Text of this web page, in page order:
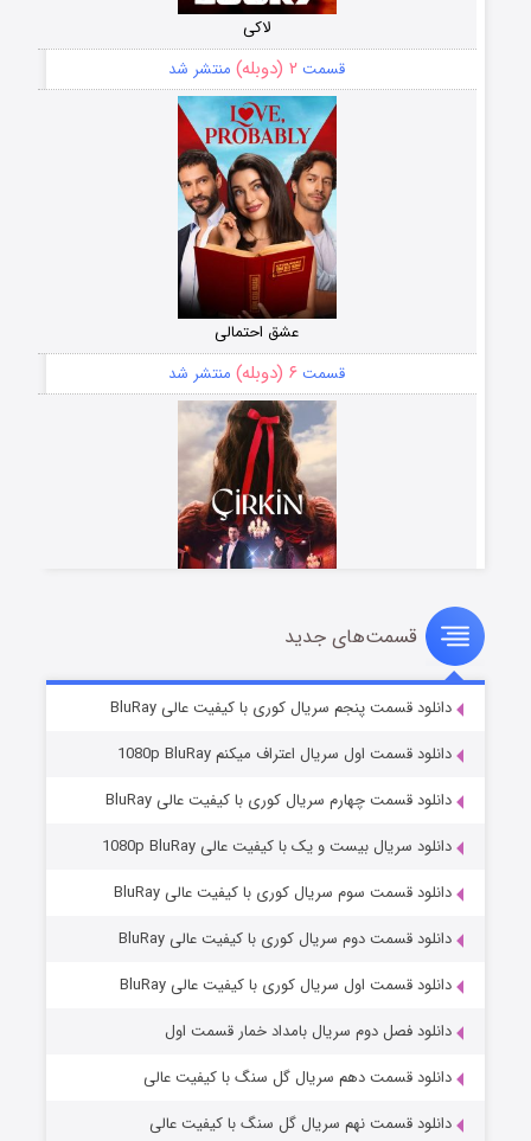
لاکی
قسمت ۲ (دوبله) منتشر شد
عشق احتمالی
قسمت ۶ (دوبله) منتشر شد
سریال زشت
قسمت۵ (زیرنویس) منتشر شد
وستی ها
قسمت۱ (زیرنویس) منتشر شد
قسمت‌های جدید
دانلود قسمت پنجم سریال کوری با کیفیت عالی BluRay
دانلود قسمت اول سریال اعتراف میکنم 1080p BluRay
دانلود قسمت چهارم سریال کوری با کیفیت عالی BluRay
دانلود سریال بیست و یک با کیفیت عالی 1080p BluRay
دانلود قسمت سوم سریال کوری با کیفیت عالی BluRay
دانلود قسمت دوم سریال کوری با کیفیت عالی BluRay
دانلود قسمت اول سریال کوری با کیفیت عالی BluRay
دانلود فصل دوم سریال بامداد خمار قسمت اول
دانلود قسمت دهم سریال گل سنگ با کیفیت عالی
دانلود قسمت نهم سریال گل سنگ با کیفیت عالی